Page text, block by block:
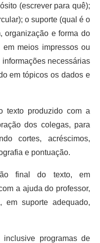
(escrever para quê);
o suporte (qual é o
organização e forma do
meios impressos ou
necessárias
em tópicos os dados e
texto produzido com a
dos colegas, para
cortes, acréscimos,
e pontuação.
final do texto, em
a ajuda do professor,
em suporte adequado,
programas de